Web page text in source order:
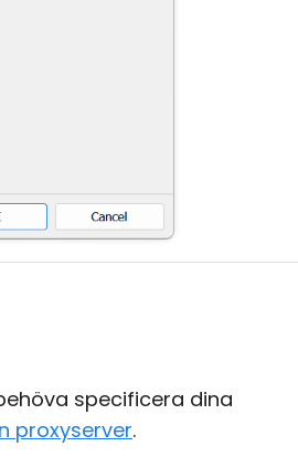
specificera dina
proxyserver.